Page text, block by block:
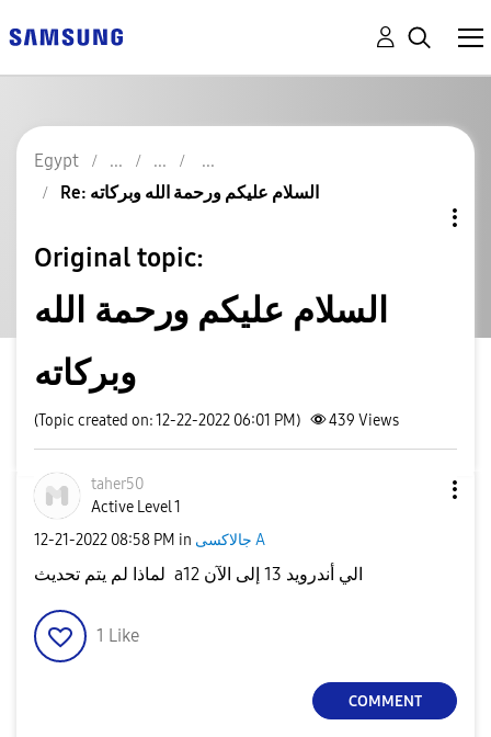
Egypt
Re: السلام عليكم ورحمة الله وبركاته
Original topic:
السلام عليكم ورحمة الله
وبركاته
(Topic created on: 12-22-2022 06:01 PM) 439 Views
taher50
Active Level 1
‎12-21-2022 08:58 PM in جالاكسى A
1 Like
COMMENT